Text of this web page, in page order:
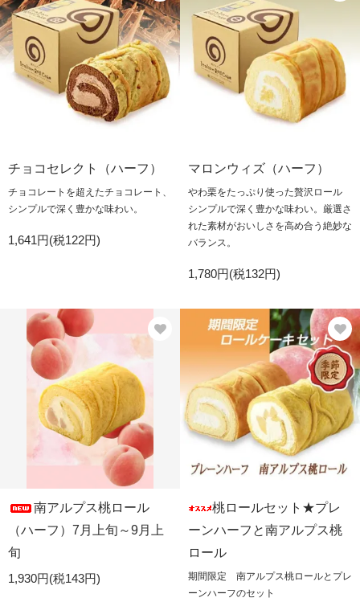
チョコセレクト（ハーフ）
チョコレートを超えたチョコレート、
シンプルで深く豊かな味わい。
1,641円(税122円)
マロンウィズ（ハーフ）
やわ栗をたっぷり使った贅沢ロール
シンプルで深く豊かな味わい。厳選さ
れた素材がおいしさを高め合う絶妙な
バランス。
1,780円(税132円)
南アルプス桃ロール
（ハーフ）7月上旬～9月上
旬
1,930円(税143円)
桃ロールセット★プレ
ーンハーフと南アルプス桃
ロール
期間限定 南アルプス桃ロールとプレ
ーンハーフのセット